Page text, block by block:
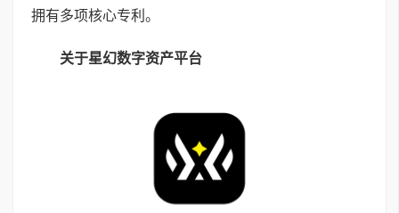
拥有多项核心专利。
关于星幻数字资产平台